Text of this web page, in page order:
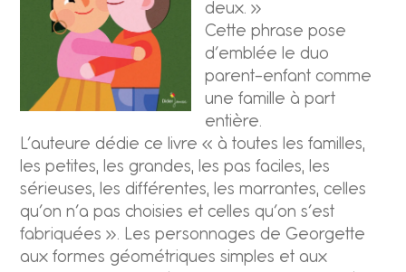
deux. »
Cette phrase pose
d’emblée le duo
parent-enfant comme
une famille à part
entière.
L’auteure dédie ce livre « à toutes les familles,
les petites, les grandes, les pas faciles, les
sérieuses, les différentes, les marrantes, celles
qu’on n’a pas choisies et celles qu’on s’est
fabriquées ». Les personnages de Georgette
aux formes géométriques simples et aux